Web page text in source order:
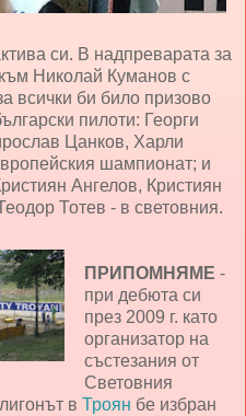
си. В надпреварата за
Николай Куманов с
всички би било призово
пилоти: Георги
Цанков, Харли
шампионат; и
Ангелов, Кристиян
Тотев - в световния.
ПРИПОМНЯМЕ -
при дебюта си
през 2009 г. като
организатор на
състезания от
Световния
в Троян бе избран